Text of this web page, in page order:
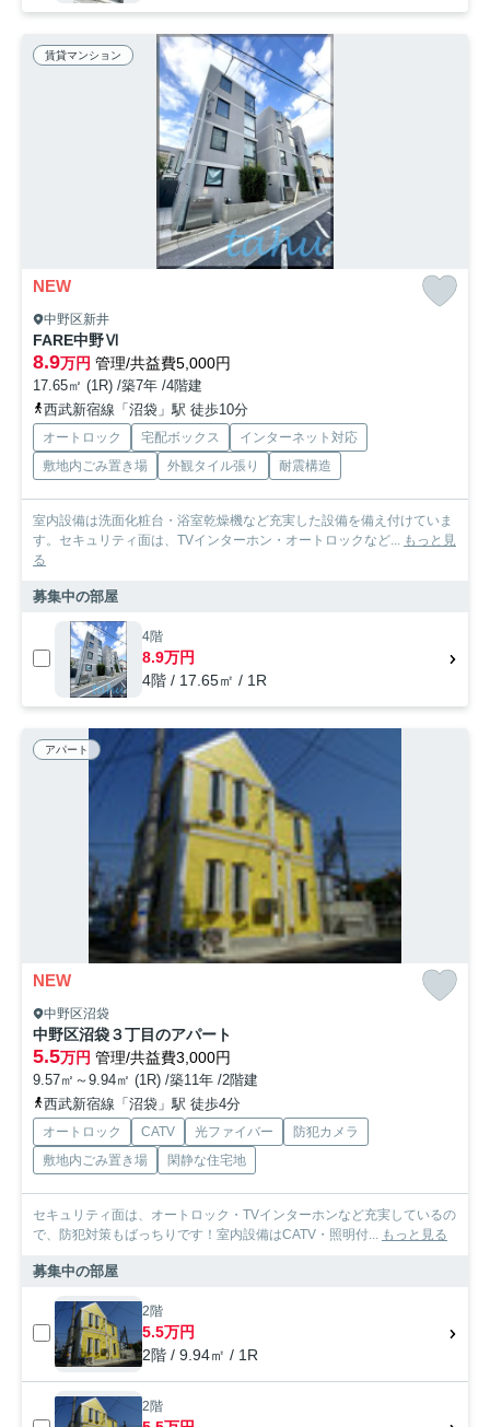
賃貸マンション
NEW
中野区新井
FARE中野Ⅵ
8.9万円 管理/共益費5,000円
17.65㎡ (1R) /築7年 /4階建
西武新宿線「沼袋」駅 徒歩10分
オートロック 宅配ボックス
インターネット対応
敷地内ごみ置き場
外観タイル張り 耐震構造
室内設備は洗面化粧台・浴室乾燥機など充実した設備を備え付けていま
す。セキュリティ面は、TVインターホン・オートロックなど... もっと見
る
募集中の部屋
4階
8.9万円
4階 / 17.65㎡ / 1R
アパート
NEW
中野区沼袋
中野区沼袋３丁目のアパート
5.5万円 管理/共益費3,000円
9.57㎡～9.94㎡ (1R) /築11年 /2階建
西武新宿線「沼袋」駅 徒歩4分
オートロック CATV 光ファイバー
防犯カメラ
敷地内ごみ置き場
閑静な住宅地
セキュリティ面は、オートロック・TVインターホンなど充実しているの
で、防犯対策もばっちりです！室内設備はCATV・照明付... もっと見る
募集中の部屋
2階
5.5万円
2階 / 9.94㎡ / 1R
2階